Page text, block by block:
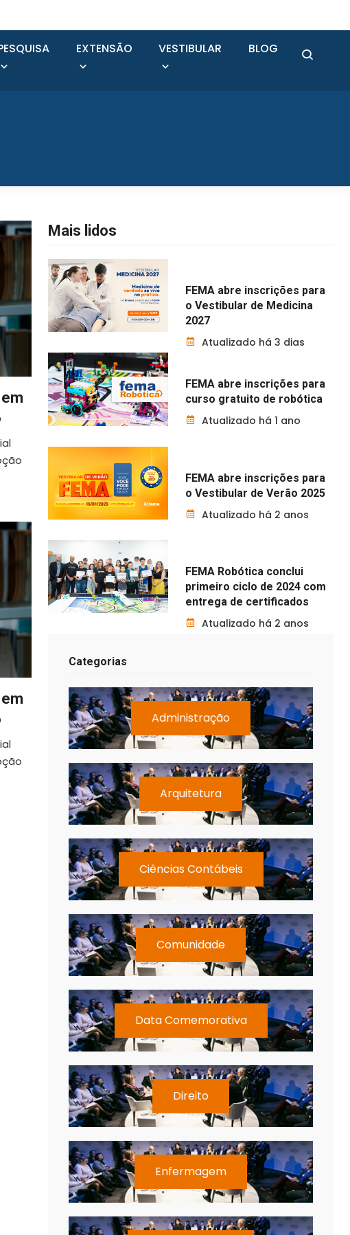
EXTENSÃO VESTIBULAR BLOG
Mais lidos
FEMA abre inscrições para
o Vestibular de Medicina
2027
Atualizado há 3 dias
FEMA abre inscrições para
curso gratuito de robótica
Atualizado há 1 ano
FEMA abre inscrições para
o Vestibular de Verão 2025
Atualizado há 2 anos
FEMA Robótica conclui
primeiro ciclo de 2024 com
entrega de certificados
Atualizado há 2 anos
Categorias
Administração
Arquitetura
Ciências Contábeis
Comunidade
Data Comemorativa
Direito
Enfermagem